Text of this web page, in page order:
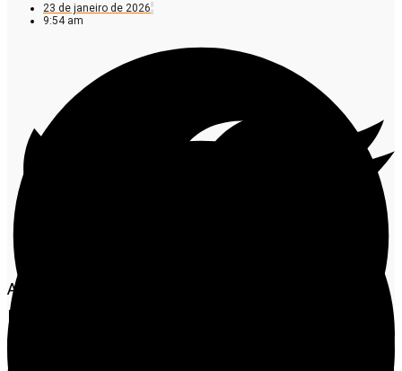
23 de janeiro de 2026
9:54 am
A Secretaria de Estado de Ciência, Tecnologia e
Inovação (Seciteci-MT) lançou o edital de processo
seletivo de 150 vagas para o curso de Qualificação